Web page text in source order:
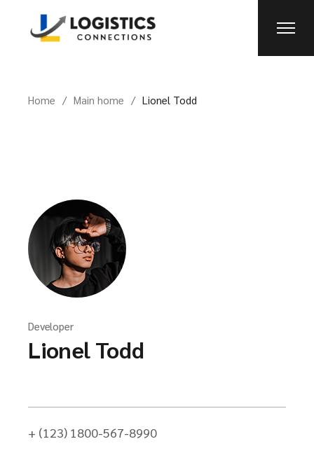
Home Main home Lionel Todd
Developer
Lionel Todd
+ (123) 1800-567-8990